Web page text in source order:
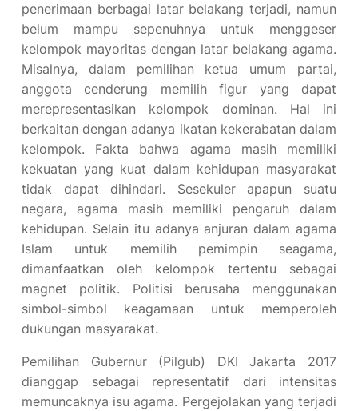
penerimaan berbagai latar belakang terjadi, namun
belum mampu sepenuhnya untuk menggeser
kelompok mayoritas dengan latar belakang agama.
Misalnya, dalam pemilihan ketua umum partai,
anggota cenderung memilih figur yang dapat
merepresentasikan kelompok dominan. Hal ini
berkaitan dengan adanya ikatan kekerabatan dalam
kelompok. Fakta bahwa agama masih memiliki
kekuatan yang kuat dalam kehidupan masyarakat
tidak dapat dihindari. Sesekuler apapun suatu
negara, agama masih memiliki pengaruh dalam
kehidupan. Selain itu adanya anjuran dalam agama
Islam untuk memilih pemimpin seagama,
dimanfaatkan oleh kelompok tertentu sebagai
magnet politik. Politisi berusaha menggunakan
simbol-simbol keagamaan untuk memperoleh
dukungan masyarakat.
Pemilihan Gubernur (Pilgub) DKI Jakarta 2017
dianggap sebagai representatif dari intensitas
memuncaknya isu agama. Pergejolakan yang terjadi